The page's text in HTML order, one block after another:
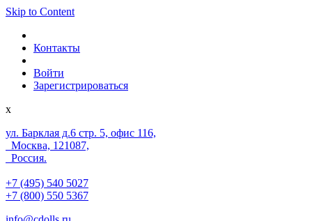
Skip to Content
Контакты
Войти
Зарегистрироваться
x
ул. Барклая д.6 стр. 5, офис 116,
Москва, 121087,
Россия.
+7 (495) 540 5027
+7 (800) 550 5367